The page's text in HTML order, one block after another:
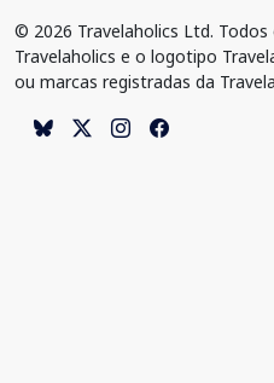
© 2026 Travelaholics Ltd.
Travelaholics e o logotipo
ou marcas registradas da